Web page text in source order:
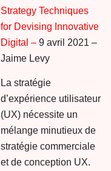
Strategy Techniques
for Devising Innovative
Digital – 9 avril 2021 –
Jaime Levy
La stratégie
d’expérience utilisateur
(UX) nécessite un
mélange minutieux de
stratégie commerciale
et de conception UX.